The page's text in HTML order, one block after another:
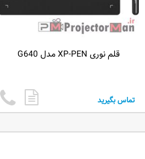
قلم نوری XP-PEN مدل G640
تماس بگیرید